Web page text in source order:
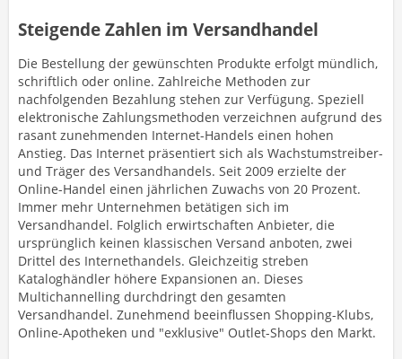
Steigende Zahlen im Versandhandel
Die Bestellung der gewünschten Produkte erfolgt mündlich,
schriftlich oder online. Zahlreiche Methoden zur
nachfolgenden Bezahlung stehen zur Verfügung. Speziell
elektronische Zahlungsmethoden verzeichnen aufgrund des
rasant zunehmenden Internet-Handels einen hohen
Anstieg. Das Internet präsentiert sich als Wachstumstreiber-
und Träger des Versandhandels. Seit 2009 erzielte der
Online-Handel einen jährlichen Zuwachs von 20 Prozent.
Immer mehr Unternehmen betätigen sich im
Versandhandel. Folglich erwirtschaften Anbieter, die
ursprünglich keinen klassischen Versand anboten, zwei
Drittel des Internethandels. Gleichzeitig streben
Kataloghändler höhere Expansionen an. Dieses
Multichannelling durchdringt den gesamten
Versandhandel. Zunehmend beeinflussen Shopping-Klubs,
Online-Apotheken und "exklusive" Outlet-Shops den Markt.